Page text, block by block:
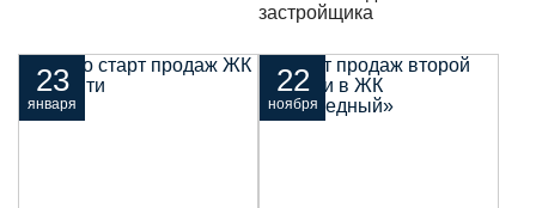
застройщика
23
января
22
ноября